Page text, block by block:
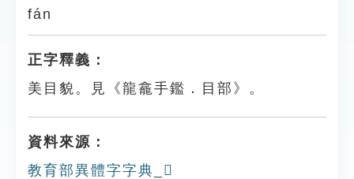
fán
正字釋義：
美目貌。見《龍龕手鑑．目部》。
資料來源：
教育部異體字字典_𥌞